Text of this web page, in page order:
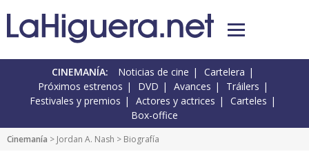
CINEMANÍA: Noticias de cine
Cartelera
Próximos estrenos
DVD Avances
Tráilers
Festivales y premios
Actores y actrices
Carteles
Box-office
Cinemanía > Jordan A. Nash > Biografía